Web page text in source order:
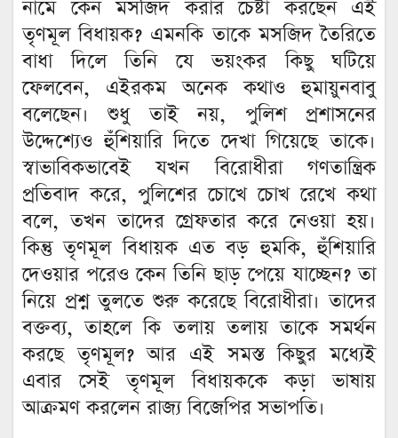
নামে কেন মসজিদ করার চেষ্টা করছেন এই
তৃণমূল বিধায়ক? এমনকি তাকে মসজিদ তৈরিতে
বাধা দিলে তিনি যে ভয়ংকর কিছু ঘটিয়ে
ফেলবেন, এইরকম অনেক কথাও হুমায়ুনবাবু
বলেছেন। শুধু তাই নয়, পুলিশ প্রশাসনের
উদ্দেশ্যেও হুঁশিয়ারি দিতে দেখা গিয়েছে তাকে।
স্বাভাবিকভাবেই যখন বিরোধীরা গণতান্ত্রিক
প্রতিবাদ করে, পুলিশের চোখে চোখ রেখে কথা
বলে, তখন তাদের গ্রেফতার করে নেওয়া হয়।
কিন্তু তৃণমূল বিধায়ক এত বড় হুমকি, হুঁশিয়ারি
দেওয়ার পরেও কেন তিনি ছাড় পেয়ে যাচ্ছেন? তা
নিয়ে প্রশ্ন তুলতে শুরু করেছে বিরোধীরা। তাদের
বক্তব্য, তাহলে কি তলায় তলায় তাকে সমর্থন
করছে তৃণমূল? আর এই সমস্ত কিছুর মধ্যেই
এবার সেই তৃণমূল বিধায়ককে কড়া ভাষায়
আক্রমণ করলেন রাজ্য বিজেপির সভাপতি।